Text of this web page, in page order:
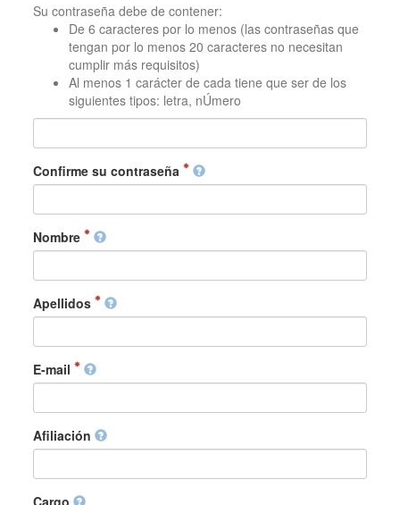
Su contraseña debe de contener:
De 6 caracteres por lo menos (las contraseñas que
tengan por lo menos 20 caracteres no necesitan
cumplir más requisitos)
Al menos 1 carácter de cada tiene que ser de los
siguientes tipos: letra, nÚmero
Confirme su contraseña
Nombre
Apellidos
E-mail
Afiliación
Cargo